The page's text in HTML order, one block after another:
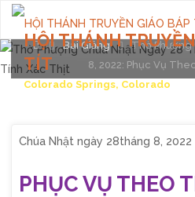
HỘI THÁNH
TÍT
Colorado Springs, Colorado
Posted by webadmin on
HomeBài Giảng
Thờ Phượng
8, 2022: Phục Vụ
Chúa Nhật ngày 28tháng 8, 2022
PHỤC VỤ THEO